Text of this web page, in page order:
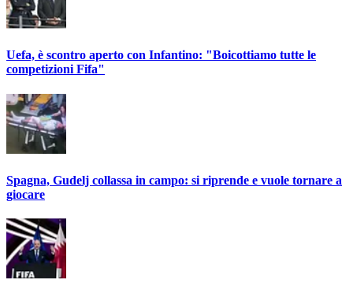
Uefa, è scontro aperto con Infantino: "Boicottiamo tutte le
competizioni Fifa"
Spagna, Gudelj collassa in campo: si riprende e vuole tornare a
giocare